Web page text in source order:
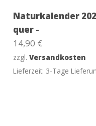
Naturkalender
quer -
14,90 €
zzgl.Versandkosten
Lieferzeit: 3-Tage